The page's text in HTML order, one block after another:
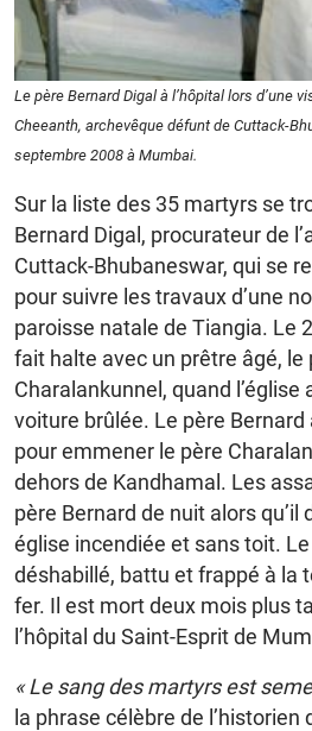
Le père Bernard Digal à l’hôpital lors d’une
Cheeanth, archevêque défunt de Cuttack-
septembre 2008 à Mumbai.
Sur la liste des 35 martyrs se
Bernard Digal, procurateur de
Cuttack-Bhubaneswar, qui se
pour suivre les travaux d’une
paroisse natale de Tiangia. Le
fait halte avec un prêtre âgé, le
Charalankunnel, quand
voiture brûlée. Le père
pour emmener le père
dehors de Kandhamal. Les
père Bernard de nuit alors qu’il
église incendiée et sans toit.
déshabillé, battu et frappé à la
fer. Il est mort deux mois plus
l’hôpital du Saint-Esprit de
« Le sang des martyrs est
la phrase célèbre de l’historien